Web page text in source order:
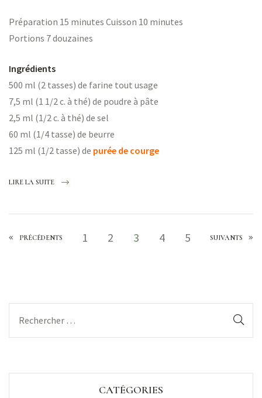
Préparation 15 minutes Cuisson 10 minutes
Portions 7 douzaines
Ingrédients
500 ml (2 tasses) de farine tout usage
7,5 ml (1 1/2 c. à thé) de poudre à pâte
2,5 ml (1/2 c. à thé) de sel
60 ml (1/4 tasse) de beurre
125 ml (1/2 tasse) de purée de courge
LIRE LA SUITE
PRÉCÉDENTS 1 2 3 4 5 SUIVANTS
CATÉGORIES